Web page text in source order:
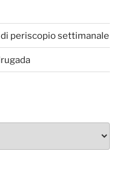
periscopio settimanale